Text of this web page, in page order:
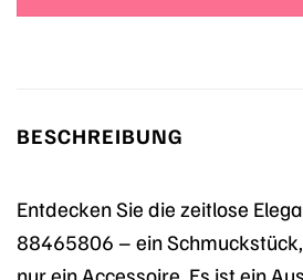
BESCHREIBUNG
Entdecken Sie die zeitlose
88465806 – ein
nur ein Accessoire. Es ist ein